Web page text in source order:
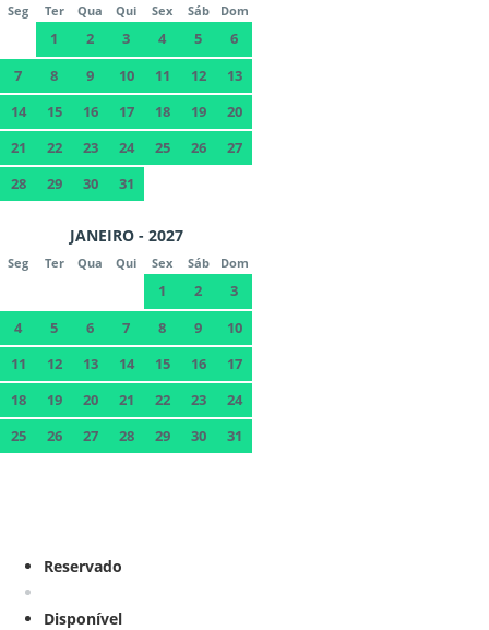
Seg Ter Qua Qui Sex Sáb Dom
1 2 3 4 5
6
7
8 9 10 11 12
13
14
15 16 17 18 19
20
21
22 23 24 25 26
27
28
29 30 31
JANEIRO - 2027
Seg Ter Qua Qui Sex Sáb Dom
1 2
3
4
5 6 7 8 9
10
11
12 13 14 15 16
17
18
19 20 21 22 23
24
25
26 27 28 29 30 31
Reservado
Disponível